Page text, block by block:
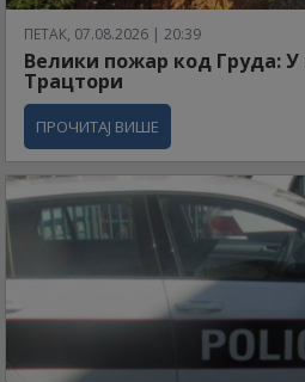
ПЕТАК, 07.08.2026 | 20:39
Велики пожар код Груда:
Трацтори
ПРОЧИТАЈ ВИШЕ